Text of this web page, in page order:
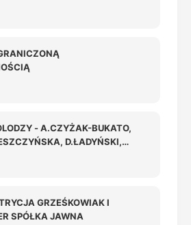
- LEKARSKA
- A.CZYŻAK-BUKATO,
D.ŁADYŃSKI,
PARTNERSKA
GRZEŚKOWIAK I
SPÓŁKA JAWNA